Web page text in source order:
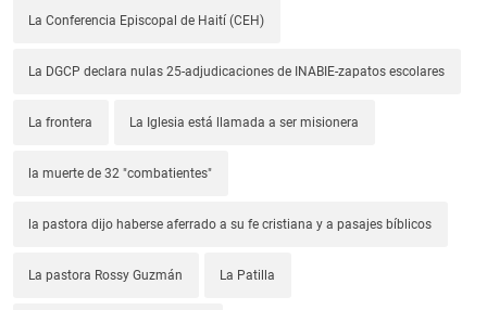
La Conferencia Episcopal de Haití (CEH)
La DGCP declara nulas 25-adjudicaciones de INABIE-zapatos escolares
La frontera La Iglesia está llamada a ser misionera
la muerte de 32 "combatientes"
la pastora dijo haberse aferrado a su fe cristiana y a pasajes bíblicos
La pastora Rossy Guzmán La Patilla